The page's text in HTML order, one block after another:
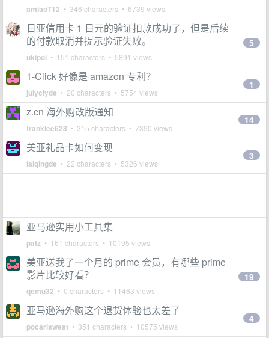
amiao712 • 346 characters • 6739 views
日亚信用卡 1 日元的验证扣款成功了，但是后续
的付款取消并提示验证失败。
ukipoi • 151 characters • 5891 views
5
1-Click 好像是 amazon 专利？
julyclyde • 20 characters • 5754 views
1
z.cn 海外购改版通知
franklee628 • 315 characters • 7390 views
14
美亚礼品卡如何变现
laiqingde • 22 characters • 5326 views
3
亚马逊实用小工具集
patz • 161 characters • 10195 views
美亚送我了一个月的 prime 会员，有哪些 prime
影片比较好看？
qemu32 • 0 characters • 11463 views
19
亚马逊海外购这个退货体验也太差了
pocarisweat • 351 characters • 10575 views
4